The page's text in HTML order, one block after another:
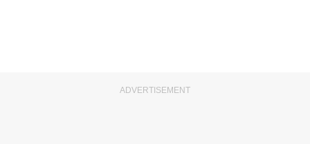
ADVERTISEMENT